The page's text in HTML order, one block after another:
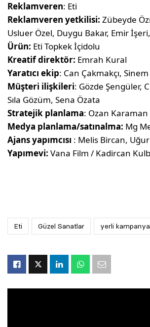
Reklamveren: Eti
Reklamveren yetkilisi:Zübeyde
Usluer Özel, Duygu Bakar, Emir
Ürün: Eti Topkek İçidolu
Kreatif direktör: Emrah Kural
Yaratıcı ekip: Can Çakmakçı,
Müşteri ilişkileri: Gözde Şengüler,
Sıla Gözüm, Sena Özata
Stratejik planlama: Ozan Karaman
Medya planlama/satınalma: Mg
Ajans yapımcısı : Melis Bircan,
Yapımevi:Vana Film / Kadircan
Eti Güzel Sanatlar yerli